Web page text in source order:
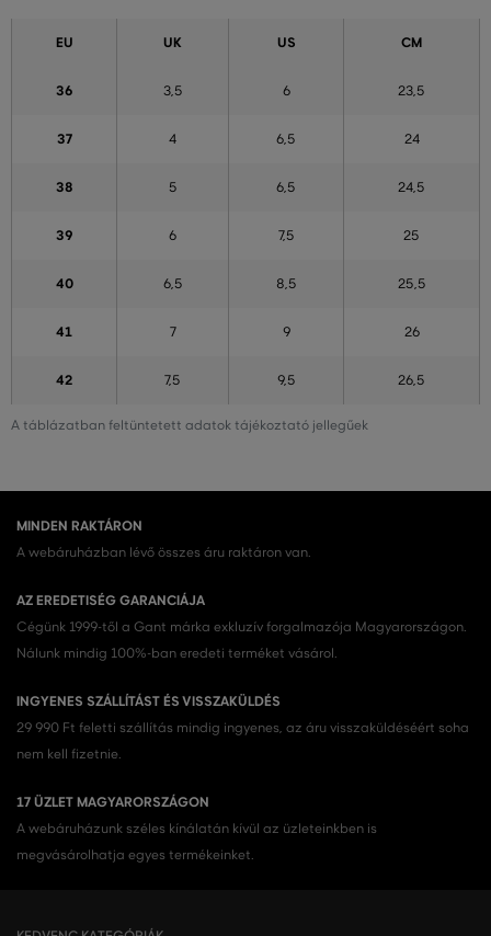
A táblázatban feltüntetett adatok tájékoztató jellegűek
EU UK US CM
36 3,5 6 23,5
37 4 6,5 24
38 5 6,5 24,5
39 6 7,5 25
40 6,5 8,5 25,5
41 7 9 26
42 7,5 9,5 26,5
MINDEN RAKTÁRON
A webáruházban lévő összes áru raktáron van.
AZ EREDETISÉG GARANCIÁJA
Cégünk 1999-től a Gant márka exkluzív forgalmazója Magyarországon.
Nálunk mindig 100%-ban eredeti terméket vásárol.
INGYENES SZÁLLÍTÁST ÉS VISSZAKÜLDÉS
29 990 Ft feletti szállítás mindig ingyenes, az áru visszaküldéséért soha
nem kell fizetnie.
17 ÜZLET MAGYARORSZÁGON
A webáruházunk széles kínálatán kívül az üzleteinkben is
megvásárolhatja egyes termékeinket.